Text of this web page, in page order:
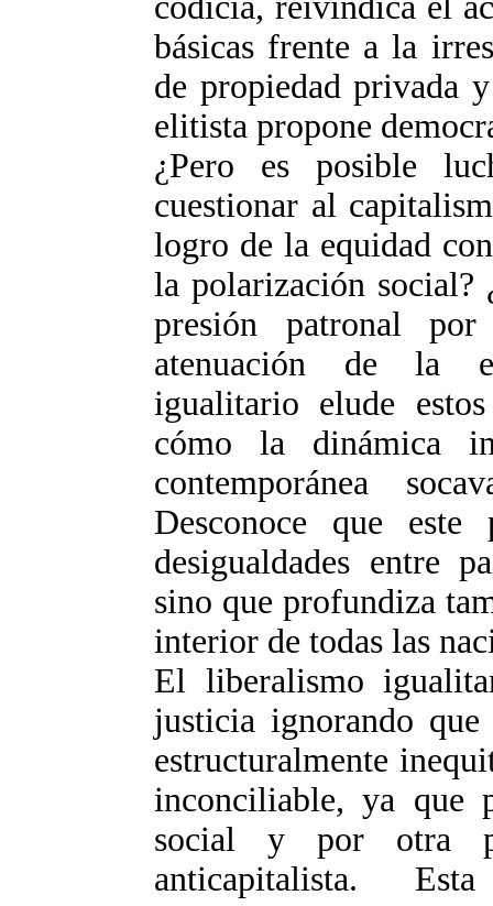
básicas frente a la
de propiedad privada
elitista propone
¿Pero es posible
cuestionar al
logro de la equidad
la polarización social?
presión patronal
atenuación de la
igualitario elude
cómo la dinámica
contemporánea
Desconoce que
desigualdades entre
sino que profundiza
interior de todas las
El liberalismo
justicia ignorando
estructuralmente
inconciliable, ya que
social y por otra
anticapitalista.